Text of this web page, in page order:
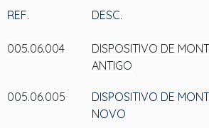
REF. DESC.
005.06.004
DISPOSITIVO DE
ANTIGO
005.06.005
DISPOSITIVO DE
NOVO